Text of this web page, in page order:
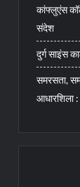
कांफ्लुएंस
संदेश
दुर्ग साइंस
समरसता,
आधारशिला